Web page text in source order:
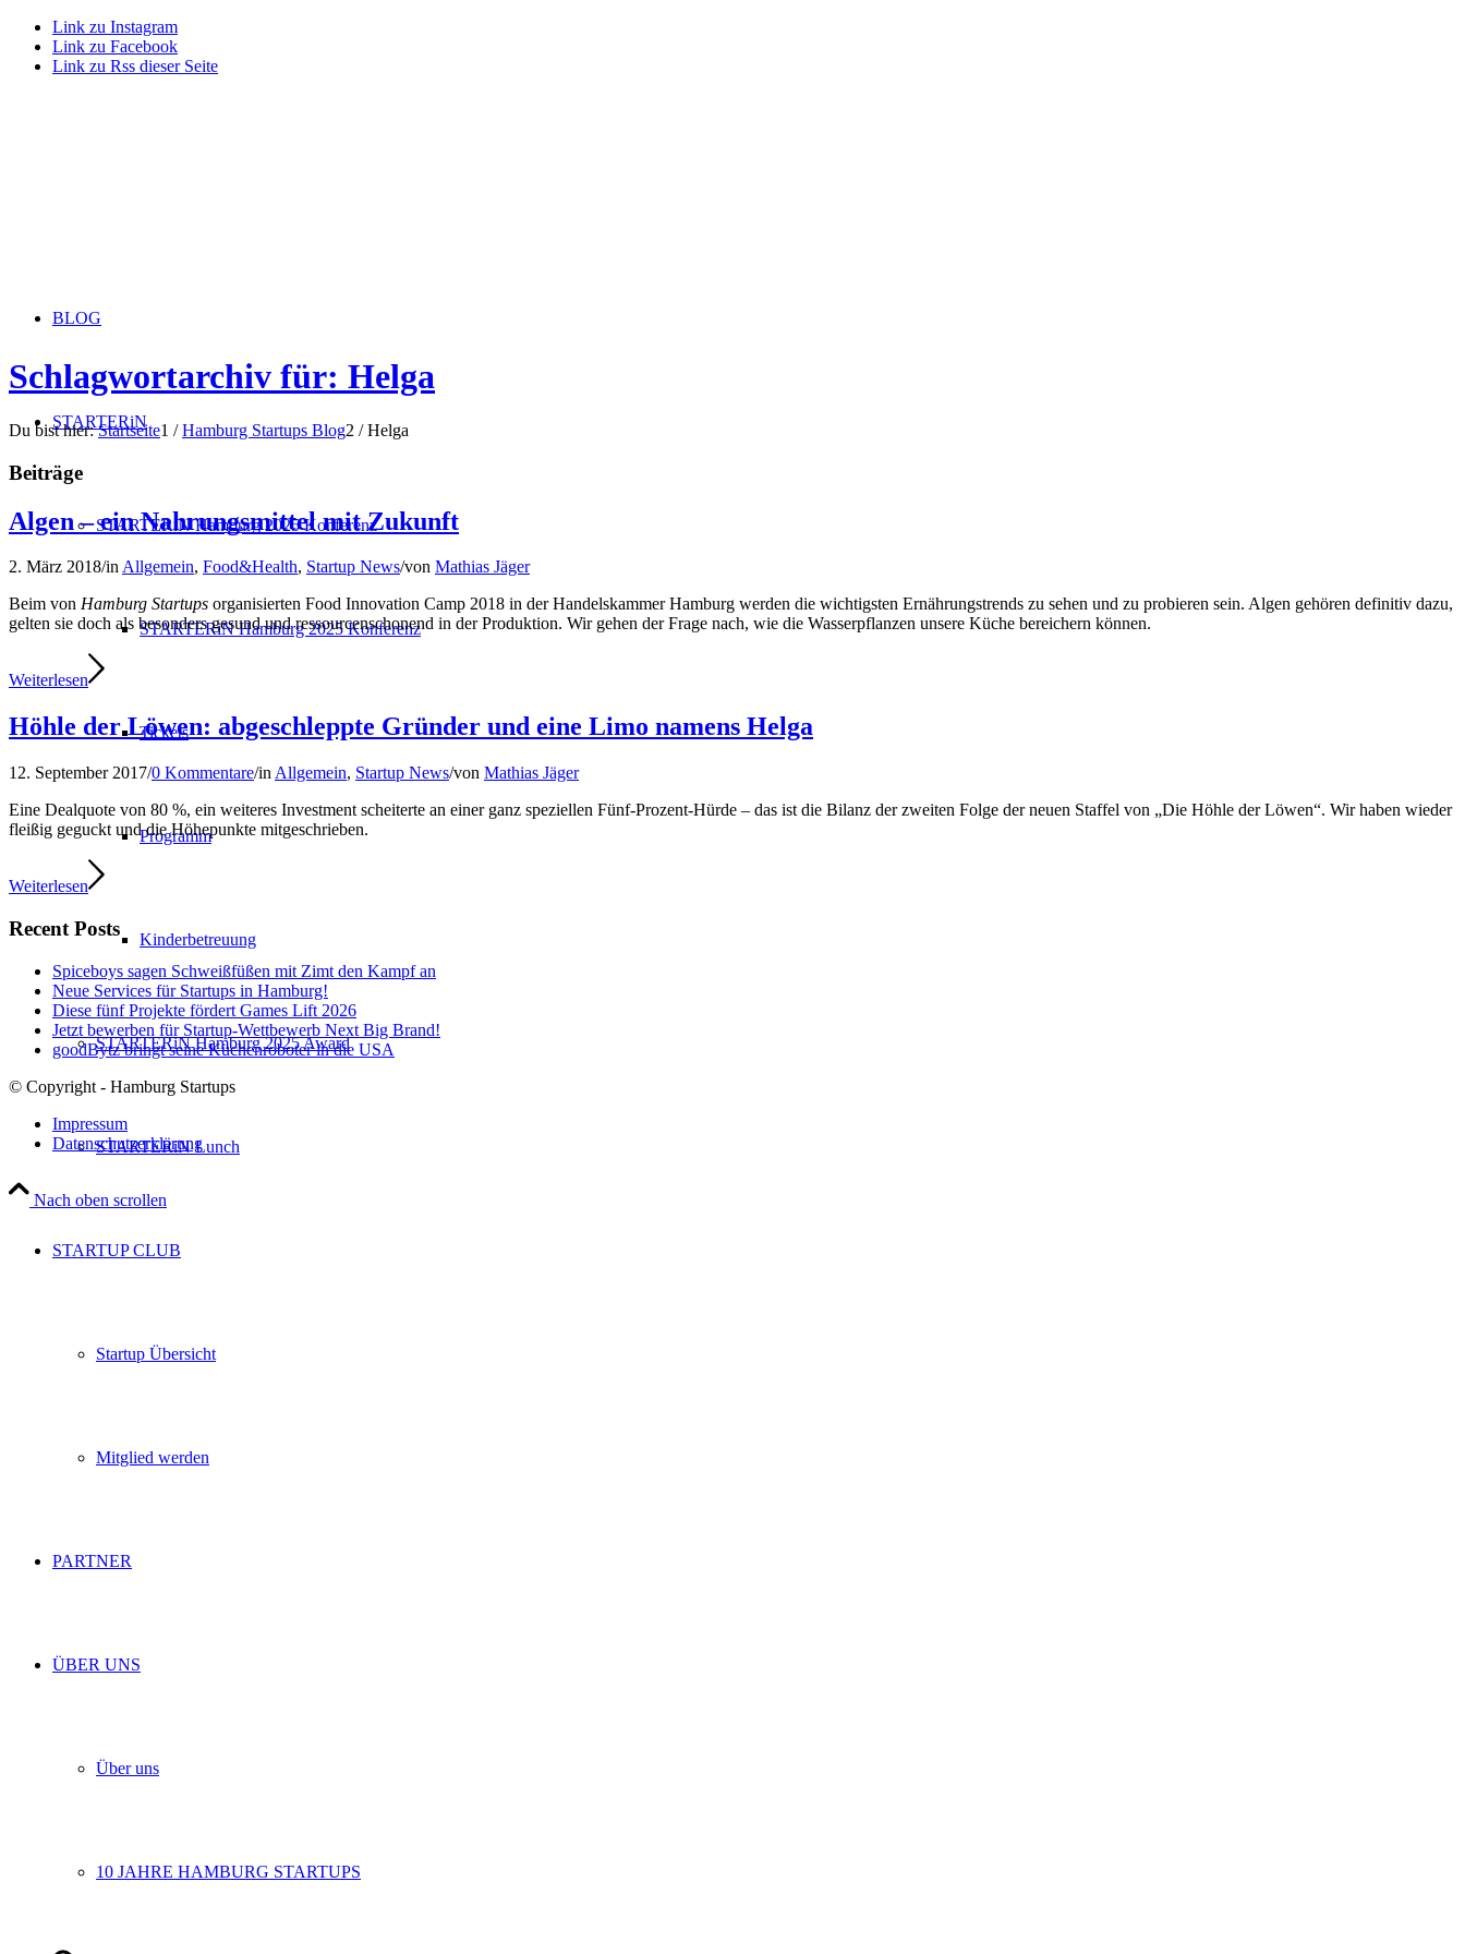
Link zu Instagram
Link zu Facebook
Link zu Rss dieser Seite
BLOG
STARTERiN
STARTERiN Hamburg 2025 Konferenz
STARTERiN Hamburg 2025 Konferenz
Tickets
Programm
Kinderbetreuung
STARTERiN Hamburg 2025 Award
STARTERiN Lunch
STARTUP CLUB
Startup Übersicht
Mitglied werden
PARTNER
ÜBER UNS
Über uns
10 JAHRE HAMBURG STARTUPS
Schlagwortarchiv für: Helga
Du bist hier: Startseite1 / Hamburg Startups Blog2 / Helga
Beiträge
Algen – ein Nahrungsmittel mit Zukunft
2. März 2018/inAllgemein, Food&Health, Startup News/von Mathias Jäger
Beim von Hamburg Startups organisierten Food Innovation Camp 2018 in der Handelskammer Hamburg werden die wichtigsten Ernährungstrends zu sehen und zu probieren sein. Algen gehören definitiv dazu,
gelten sie doch als besonders gesund und ressourcenschonend in der Produktion. Wir gehen der Frage nach, wie die Wasserpflanzen unsere Küche bereichern können.
Weiterlesen
Höhle der Löwen: abgeschleppte Gründer und eine Limo namens Helga
12. September 2017/0 Kommentare/in Allgemein, Startup News/von Mathias Jäger
Eine Dealquote von 80 %, ein weiteres Investment scheiterte an einer ganz speziellen Fünf-Prozent-Hürde – das ist die Bilanz der zweiten Folge der neuen Staffel von „Die Höhle der Löwen“. Wir haben wieder
fleißig geguckt und die Höhepunkte mitgeschrieben.
Weiterlesen
Recent Posts
Spiceboys sagen Schweißfüßen mit Zimt den Kampf an
Neue Services für Startups in Hamburg!
Diese fünf Projekte fördert Games Lift 2026
Jetzt bewerben für Startup-Wettbewerb Next Big Brand!
goodBytz bringt seine Küchenroboter in die USA
© Copyright - Hamburg Startups
Impressum
Datenschutzerklärung
Nach oben scrollen